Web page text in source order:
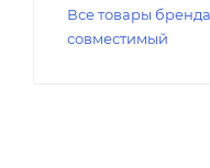
Все товары
совместимый